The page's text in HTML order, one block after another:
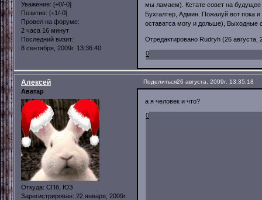
Уважение: [+0/-0]
Позитив: [+1/-0]
Провел на форуме:
2 часа 16 минут
Последний визит:
8 сентября, 2009г. 13:36:40
мы ламаем). Кстате совет на
Бухгалтер, Админ. Пожалуй вот пока
оставатса могу и дольше), Выходные
Отредактировано Rudryh (26 августа,
0
Поделиться26 августа, 2009г. 13:35:18
Алексей
Аватар
Откуда: СПб, ЮЗ
Зарегистрирован: 22 января, 2009г.
а я человек и что?
0